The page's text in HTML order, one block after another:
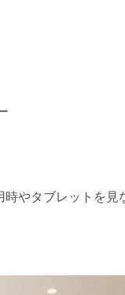
やタブレットを見